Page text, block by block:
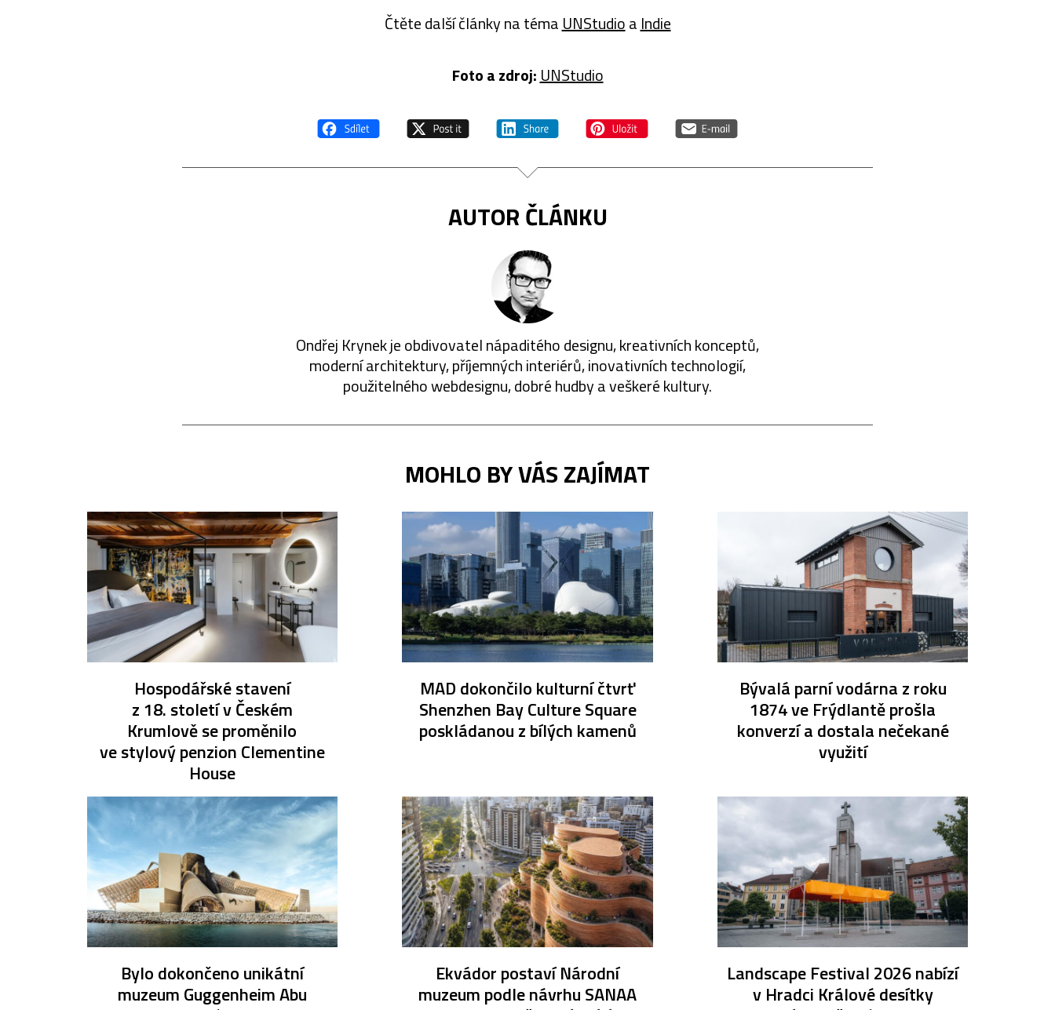
Čtěte další články na téma UNStudioa Indie
Foto a zdroj: UNStudio
AUTOR ČLÁNKU
Ondřej Krynek je obdivovatel nápaditého designu, kreativních konceptů,
moderní architektury, příjemných interiérů, inovativních technologií,
použitelného webdesignu, dobré hudby a veškeré kultury.
MOHLO BY VÁS ZAJÍMAT
Hospodářské stavení
z 18. století v Českém
Krumlově se proměnilo
ve stylový penzion Clementine
House
MAD dokončilo kulturní čtvrť
Shenzhen Bay Culture Square
poskládanou z bílých kamenů
Bývalá parní vodárna z roku
1874 ve Frýdlantě prošla
konverzí a dostala nečekané
využití
Bylo dokončeno unikátní
muzeum Guggenheim Abu
Ekvádor postaví Národní
muzeum podle návrhu SANAA
Landscape Festival 2026 nabízí
v Hradci Králové desítky